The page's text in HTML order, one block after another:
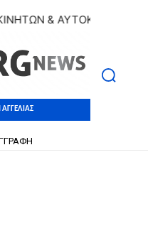
& ΑΥΤΟΚΙΝΗΤΩΝ |